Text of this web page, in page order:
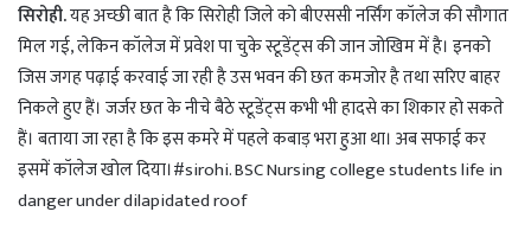
सिरोही.यह अच्छी बात है कि सिरोही जिले को बीएससी नर्सिंग कॉलेज की सौगात
मिल गई, लेकिन कॉलेज में प्रवेश पा चुके स्टूडेंट्स की जान जोखिम में है। इनको
जिस जगह पढ़ाई करवाई जा रही है उस भवन की छत कमजोर है तथा सरिए बाहर
निकले हुए हैं। जर्जर छत के नीचे बैठे स्टूडेंट्स कभी भी हादसे का शिकार हो सकते
हैं। बताया जा रहा है कि इस कमरे में पहले कबाड़ भरा हुआ था। अब सफाई कर
इसमें कॉलेज खोल दिया।#sirohi. BSC Nursing college students life in
danger under dilapidated roof